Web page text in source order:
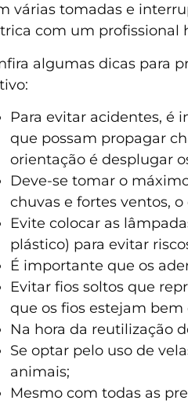
várias tomadas e
com um profissional
algumas dicas para
Para evitar acidentes, é
que possam propagar
orientação é desplugar
Deve-se tomar o
chuvas e fortes ventos,
Evite colocar as
plástico) para evitar
É importante que os
Evitar fios soltos que
que os fios estejam bem
Na hora da reutilização
Se optar pelo uso de
animais;
Mesmo com todas as